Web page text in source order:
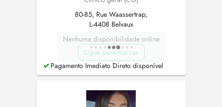
80-85, Rue Waassertrap,
L-4408 Belvaux
Nenhuma disponibilidade online
Ligue para marcar
Pagamento Imediato Direto disponível